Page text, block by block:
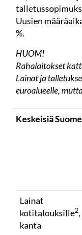
Uusien
%.
HUOM!
Rahalaitokset
Lainat ja
euroalueelle,
Keskeisiä
Lainat
kotitalouksille2,
kanta